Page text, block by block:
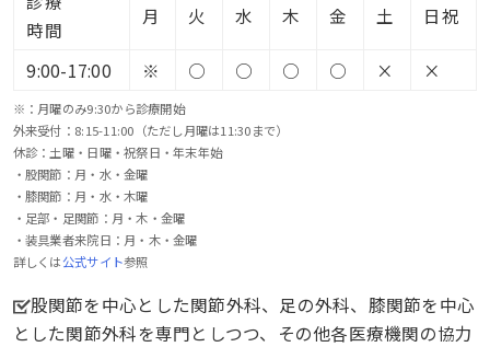
時間
月 火 水 木 金 土 日祝
9:00-17:00 ※ ○ ○ ○ ○ × ×
※：月曜のみ9:30から診療開始
外来受付：8:15-11:00（ただし月曜は11:30まで）
休診：土曜・日曜・祝祭日・年末年始
・股関節：月・水・金曜
・膝関節：月・水・木曜
・足部・足関節：月・木・金曜
・装具業者来院日：月・木・金曜
詳しくは公式サイト参照
股関節を中心とした関節外科、足の外科、膝関節を中心
とした関節外科を専門としつつ、その他各医療機関の協力